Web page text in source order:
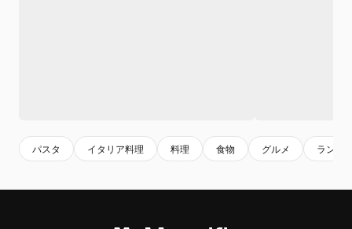
パスタ イタリア料理 料理 食物 グルメ ランチ